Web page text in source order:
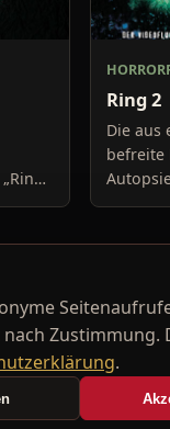
Ring 2
Die aus
befreite
der
dabei
Serienkiller-
Kontakt
Zustimmung.
.